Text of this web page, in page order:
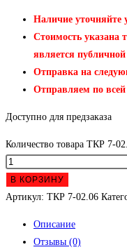
Наличие уточняйте
Стоимость указана
является
Отправка на
Отправляем по
Доступно для предзаказа
Количество товара ТКР 7-
В КОРЗИНУ
Артикул: ТКР 7-02.06
Описание
Отзывы (0)